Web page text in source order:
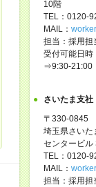
10階
TEL：0120-
MAIL：
担当：採用担
受付可能日
⇒9:30-21:00
さいたま支社
〒330-0845
埼玉県さいた
センタービル
TEL：0120-
MAIL：
担当：採用担